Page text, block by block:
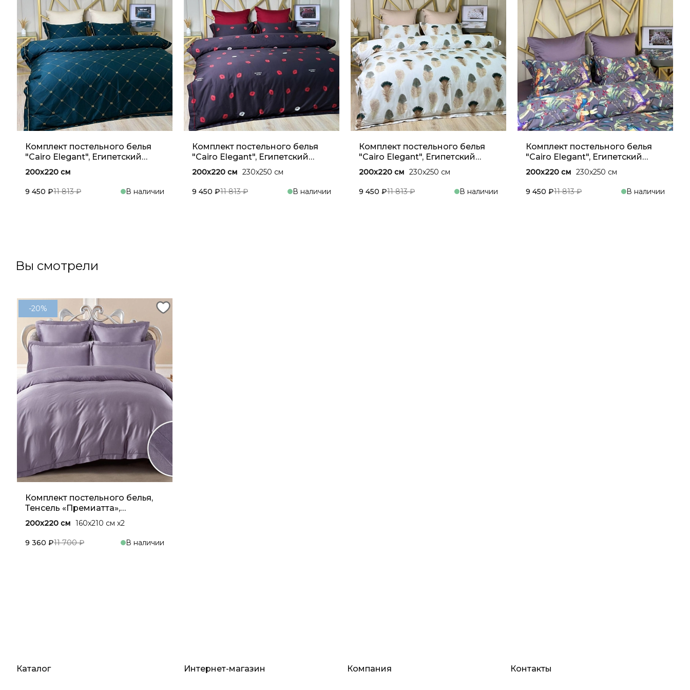
Комплект постельного белья
"Cairo Elegant", Египетский
хлопок, Тёмный изумруд
200x220 см
9 450 ₽11 813 ₽ В наличии
Комплект постельного белья
"Cairo Elegant", Египетский
хлопок, Алый
200x220 см 230x250 см
9 450 ₽11 813 ₽ В наличии
Комплект постельного белья
"Cairo Elegant", Египетский
хлопок, Песочный беж
200x220 см 230x250 см
9 450 ₽11 813 ₽ В наличии
Комплект постельного белья
"Cairo Elegant", Египетский
хлопок, Фиолетовый
200x220 см 230x250 см
9 450 ₽11 813 ₽ В наличии
Вы смотрели
-20%
Комплект постельного белья,
Тенсель «Премиатта»,
Сиреневый
200x220 см 160x210 см х2
9 360 ₽11 700 ₽ В наличии
Каталог Интернет-магазин Компания Контакты